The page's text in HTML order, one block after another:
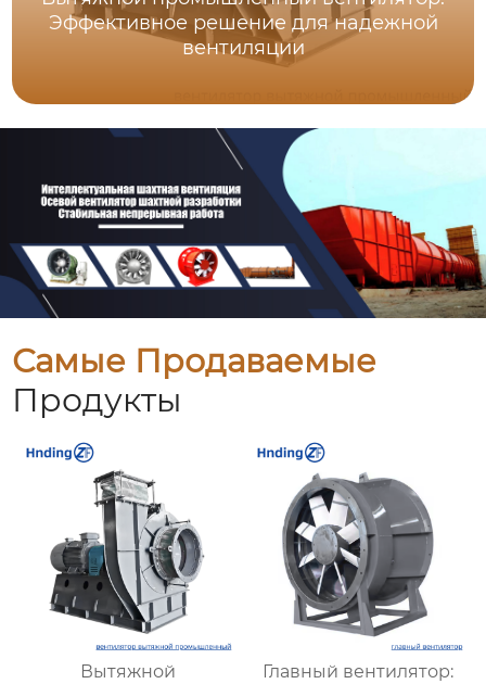
Эффективное решение для надежной
вентиляции
Самые Продаваемые
Продукты
Вытяжной
Главный вентилятор: